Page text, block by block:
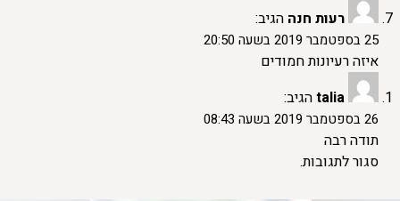
רעות חנה הגיב:
25 בספטמבר 2019 בשעה 20:50
איזה רעיונות חמודים
taliaהגיב:
26 בספטמבר 2019 בשעה 08:43
תודה רבה
סגור לתגובות.